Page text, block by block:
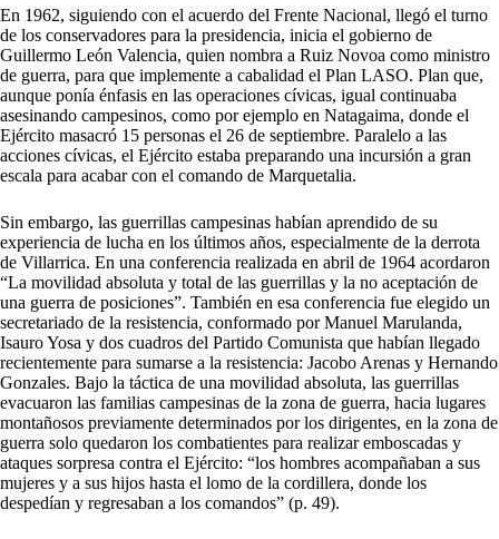
En 1962, siguiendo con el acuerdo del Frente Nacional, llegó el turno
de los conservadores para la presidencia, inicia el gobierno de
Guillermo León Valencia, quien nombra a Ruiz Novoa como ministro
de guerra, para que implemente a cabalidad el Plan LASO. Plan que,
aunque ponía énfasis en las operaciones cívicas, igual continuaba
asesinando campesinos, como por ejemplo en Natagaima, donde el
Ejército masacró 15 personas el 26 de septiembre. Paralelo a las
acciones cívicas, el Ejército estaba preparando una incursión a gran
escala para acabar con el comando de Marquetalia.
Sin embargo, las guerrillas campesinas habían aprendido de su
experiencia de lucha en los últimos años, especialmente de la derrota
de Villarrica. En una conferencia realizada en abril de 1964 acordaron
“La movilidad absoluta y total de las guerrillas y la no aceptación de
una guerra de posiciones”. También en esa conferencia fue elegido un
secretariado de la resistencia, conformado por Manuel Marulanda,
Isauro Yosa y dos cuadros del Partido Comunista que habían llegado
recientemente para sumarse a la resistencia: Jacobo Arenas y Hernando
Gonzales. Bajo la táctica de una movilidad absoluta, las guerrillas
evacuaron las familias campesinas de la zona de guerra, hacia lugares
montañosos previamente determinados por los dirigentes, en la zona de
guerra solo quedaron los combatientes para realizar emboscadas y
ataques sorpresa contra el Ejército: “los hombres acompañaban a sus
mujeres y a sus hijos hasta el lomo de la cordillera, donde los
despedían y regresaban a los comandos” (p. 49).